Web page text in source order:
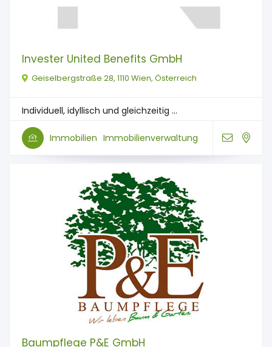
Invester United Benefits GmbH
Geiselbergstraße 28, 1110 Wien, Österreich
Individuell, idyllisch und gleichzeitig ...
Immobilien Immobilienverwaltung
Baumpflege P&E GmbH